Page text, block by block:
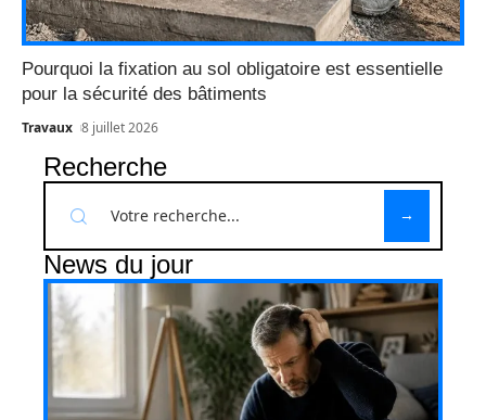
Pourquoi la fixation au sol obligatoire est essentielle
pour la sécurité des bâtiments
Travaux 8 juillet 2026
Recherche
News du jour